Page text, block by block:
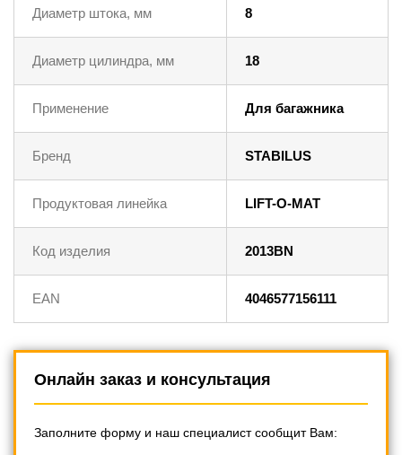
Диаметр штока, мм 8
Диаметр цилиндра, мм 18
Применение Для багажника
Бренд STABILUS
Продуктовая линейка LIFT-O-MAT
Код изделия 2013BN
EAN 4046577156111
Онлайн заказ и консультация
Заполните форму и наш специалист сообщит Вам: